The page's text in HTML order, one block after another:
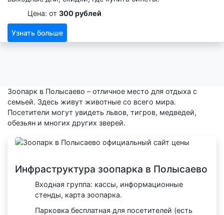
Цена: от 300 рублей
Узнать больше
Зоопарк в Полысаево – отличное место для отдыха с
семьей. Здесь живут животные со всего мира.
Посетители могут увидеть львов, тигров, медведей,
обезьян и многих других зверей.
Инфраструктура зоопарка в Полысаево
Входная группа: кассы, информационные
стенды, карта зоопарка.
Парковка бесплатная для посетителей (есть